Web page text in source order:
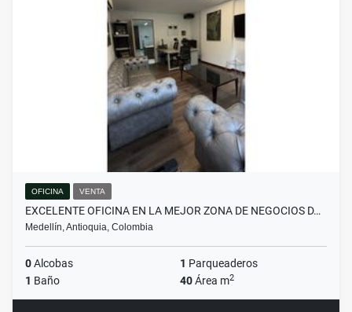
OFICINA VENTA
EXCELENTE OFICINA EN LA MEJOR ZONA DE NEGOCIOS D…
Medellín, Antioquia, Colombia
0Alcobas 1 Parqueaderos
1 Baño 40Área m2